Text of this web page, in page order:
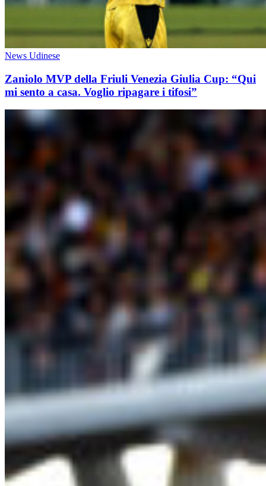
News Udinese
Zaniolo MVP della Friuli Venezia Giulia Cup: “Qui
mi sento a casa. Voglio ripagare i tifosi”